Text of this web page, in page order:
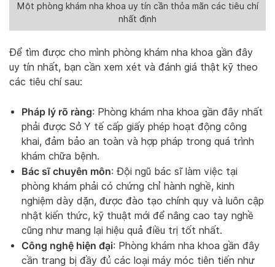
Một phòng khám nha khoa uy tín cần thỏa mãn các tiêu chí
nhất định
Để tìm được cho mình phòng khám nha khoa gần đây
uy tín nhất, bạn cần xem xét và đánh giá thật kỹ theo
các tiêu chí sau:
Pháp lý rõ ràng: Phòng khám nha khoa gần đây nhất
phải được Sở Y tế cấp giấy phép hoạt động công
khai, đảm bảo an toàn và hợp pháp trong quá trình
khám chữa bệnh.
Bác sĩ chuyên môn: Đội ngũ bác sĩ làm việc tại
phòng khám phải có chứng chỉ hành nghề, kinh
nghiệm dày dặn, được đào tạo chính quy và luôn cập
nhật kiến thức, kỹ thuật mới để nâng cao tay nghề
cũng như mang lại hiệu quả điều trị tốt nhất.
Công nghệ hiện đại: Phòng khám nha khoa gần đây
cần trang bị đầy đủ các loại máy móc tiên tiến như